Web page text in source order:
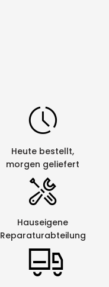
Heute bestellt,
morgen geliefert
Hauseigene
Reparaturabteilung